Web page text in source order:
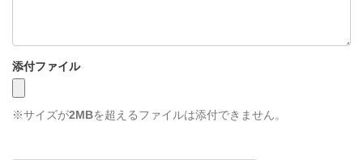
添付ファイル
※サイズが2MBを超えるファイルは添付できません。